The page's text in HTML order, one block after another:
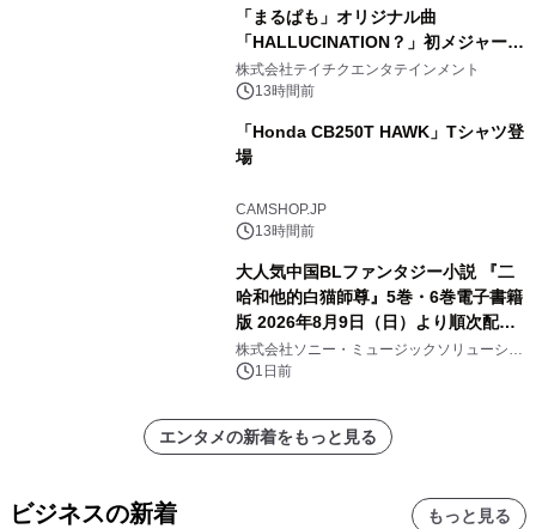
「まるぱも」オリジナル曲
「HALLUCINATION？」初メジャー配
信リリース決定！
株式会社テイチクエンタテインメント
13時間前
「Honda CB250T HAWK」Tシャツ登
場
CAMSHOP.JP
13時間前
大人気中国BLファンタジー小説 『二
哈和他的白猫師尊』5巻・6巻電子書籍
版 2026年8月9日（日）より順次配信
開始
株式会社ソニー・ミュージックソリューショ
ンズ1日前
エンタメの新着をもっと見る
ビジネスの新着 もっと見る